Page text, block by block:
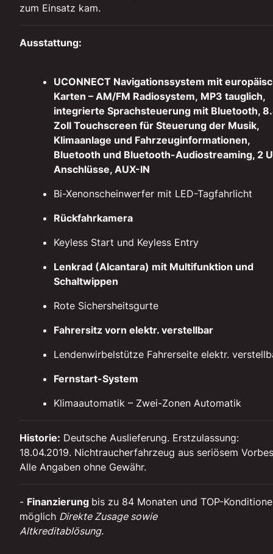
zum Einsatz kam.
Ausstattung:
UCONNECT Navigationssystem mit
Karten – AM/FM Radiosystem, MP3 tauglich,
integrierte Sprachsteuerung mit Bluetooth,
Zoll Touchscreen für Steuerung der Musik,
Klimaanlage und Fahrzeuginformationen,
Bluetooth und Bluetooth-Audiostreaming, 2
Anschlüsse, AUX-IN
Bi-Xenonscheinwerfer mit LED-Tagfahrlicht
Rückfahrkamera
Keyless Start und Keyless Entry
Lenkrad (Alcantara) mit Multifunktion und
Schaltwippen
Rote Sichersheitsgurte
Fahrersitz vorn elektr. verstellbar
Lendenwirbelstütze Fahrerseite elektr.
Fernstart-System
Klimaautomatik – Zwei-Zonen Automatik
Historie: Deutsche Auslieferung. Erstzulassung:
18.04.2019. Nichtraucherfahrzeug aus seriösem
Alle Angaben ohne Gewähr.
- Finanzierung bis zu 84 Monaten und TOP-
möglich Direkte Zusage sowie
Altkreditablösung.